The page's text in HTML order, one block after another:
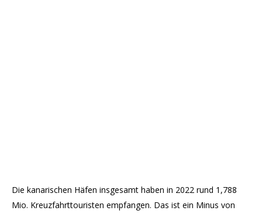
Die kanarischen Häfen insgesamt haben in 2022 rund 1,788
Mio. Kreuzfahrttouristen empfangen. Das ist ein Minus von